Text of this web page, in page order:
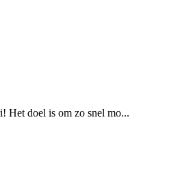
Het doel is om zo snel mo...